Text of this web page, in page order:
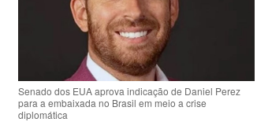
Senado dos EUA aprova indicação de Daniel Perez
para a embaixada no Brasil em meio a crise
diplomática